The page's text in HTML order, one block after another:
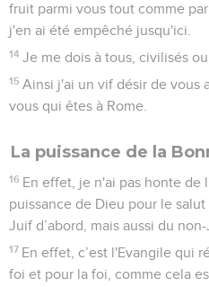
fruit parmi vous tout comme
j'en ai été empêché jusqu'ici.
14 Je me dois à tous, civilisés
15 Ainsi j'ai un vif désir de vous
vous qui êtes à Rome.
La puissance de la
16 En effet, je n'ai pas honte de
puissance de Dieu pour le
Juif d’abord, mais aussi du non-
17 En effet, c’est l'Evangile qui
foi et pour la foi, comme cela